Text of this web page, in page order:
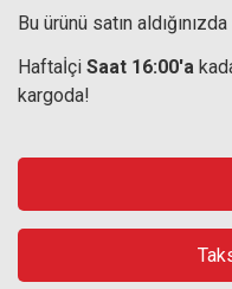
Bu ürünü satın aldığınızda
Haftaİçi Saat 16:00'a
kargoda!